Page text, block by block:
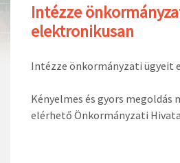
Intézze
elektronikusan
Intézze önkormányzati ügyeit
Kényelmes és gyors megoldás
elérhető Önkormányzati